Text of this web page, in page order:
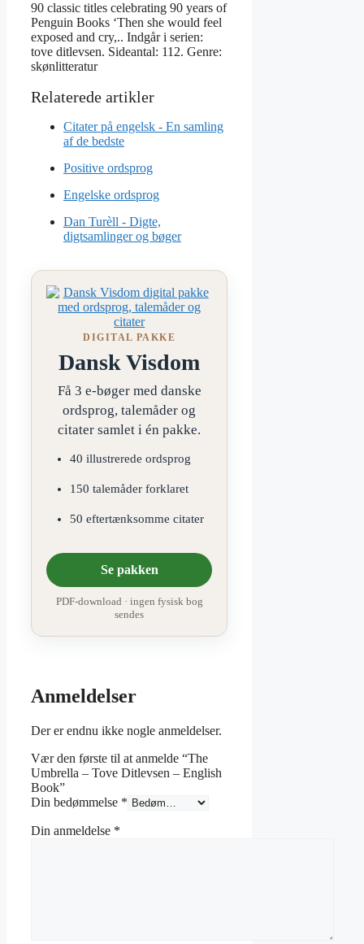
90 classic titles celebrating 90 years of
Penguin Books ‘Then she would feel
exposed and cry,.. Indgår i serien:
tove ditlevsen. Sideantal: 112. Genre:
skønlitteratur
Citater på engelsk - En samling
af de bedste
Positive ordsprog
Engelske ordsprog
Dan Turèll - Digte,
digtsamlinger og bøger
DIGITAL PAKKE
Dansk Visdom
Få 3 e-bøger med danske
ordsprog, talemåder og
citater samlet i én pakke.
40 illustrerede ordsprog
150 talemåder forklaret
50 eftertænksomme citater
Se pakken
PDF-download · ingen fysisk bog
sendes
Anmeldelser
Der er endnu ikke nogle anmeldelser.
Vær den første til at anmelde “The
Umbrella – Tove Ditlevsen – English
Book”
Din bedømmelse *
Din anmeldelse *